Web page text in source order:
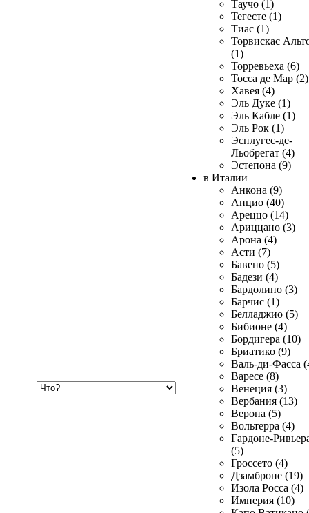
Таучо (1)
Тегесте (1)
Тиас (1)
Торвискас
(1)
Торревьеха (6)
Тосса де Мар (2)
Хавея (4)
Эль Дуке (1)
Эль Кабле (1)
Эль Рок (1)
Эсплугес-де-
Льобрегат (4)
Эстепона (9)
в Италии
Анкона (9)
Анцио (40)
Ареццо (14)
Ариццано (3)
Арона (4)
Асти (7)
Бавено (5)
Бадези (4)
Бардолино (3)
Барчис (1)
Белладжио (5)
Бибионе (4)
Бордигера (10)
Бриатико (9)
Валь-ди-Фасса
Варесе (8)
Венеция (3)
Вербания (13)
Верона (5)
Вольтерра (4)
Гардоне-
(5)
Гроссето (4)
Дзамброне (19)
Изола Росса (4)
Империя (10)